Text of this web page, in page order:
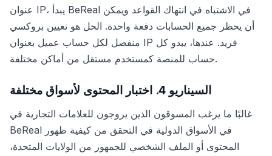
عنوان IP، يبدأ BeReal في الاشتباه في انتهاك القواعد ويمكن
أن يحظر جميع الحسابات دفعة واحدة. الحل هو تعيين بروكسي
منفصل لكل حساب عميل بعنوان IP فريد. عندها، يبدو كل
حساب للمنصة كمستخدم مستقل من أماكن مختلفة.
السيناريو 4. اختبار المحتوى لأسواق مختلفة
غالبًا ما يرغب المسوقون الذين يروجون للعلامات التجارية في
BeReal في الأسواق الدولية في التحقق من كيفية ظهور
المحتوى أو الملف الشخصي للجمهور من الولايات المتحدة،